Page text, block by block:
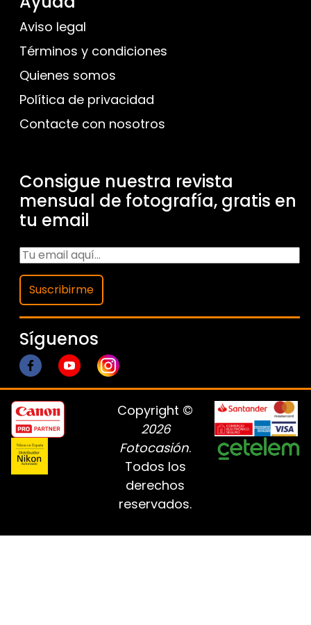
Aviso legal
Términos y condiciones
Quienes somos
Política de privacidad
Contacte con nosotros
Consigue nuestra revista
mensual de fotografía, gratis en
tu email
Suscribirme
Síguenos
Copyright ©
2026
Fotocasión.
Todos los
derechos
reservados.